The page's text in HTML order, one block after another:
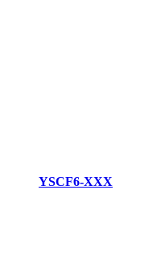
YSCF6-XXX